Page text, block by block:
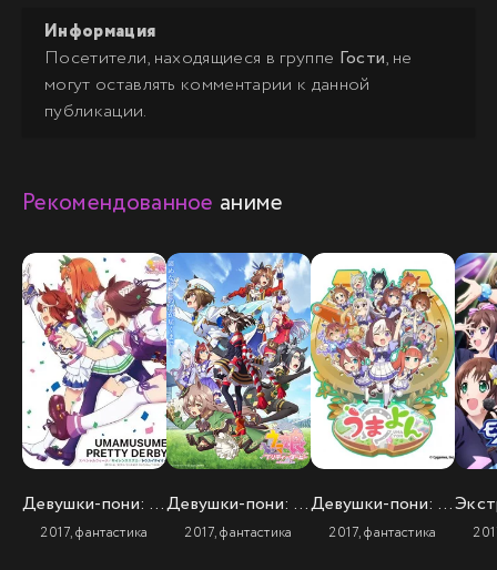
Информация
Посетители, находящиеся в группе Гости, не
могут оставлять комментарии к данной
публикации.
Рекомендованное аниме
Девушки-пони: Славное дерби
2017, фантастика
Девушки-пони: Славное дерби (3 сезон)
2017, фантастика
Девушки-пони: Ёнкома
2017, фантастика